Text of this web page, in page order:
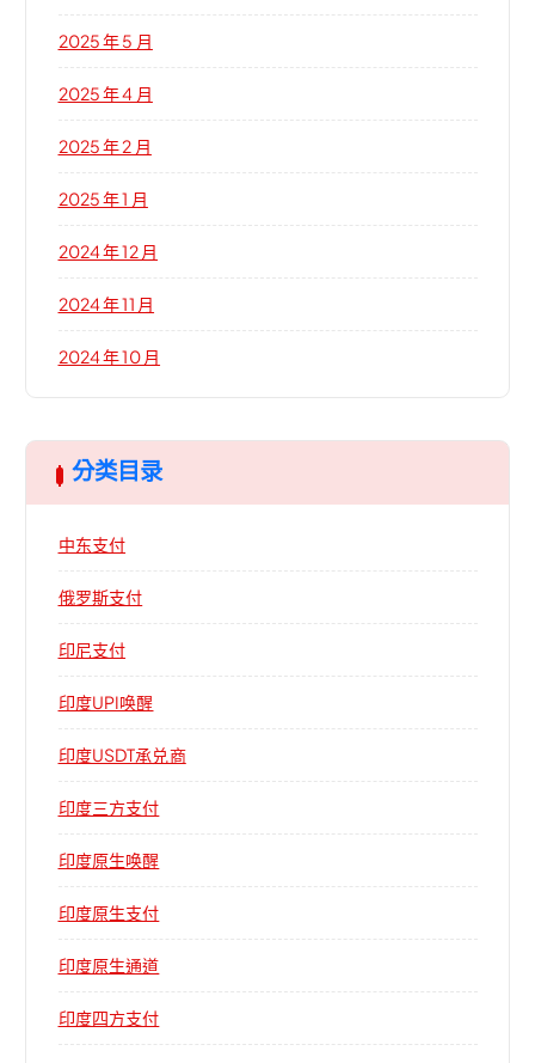
2025 年 5 月
2025 年 4 月
2025 年 2 月
2025 年 1 月
2024 年 12 月
2024 年 11 月
2024 年 10 月
分类目录
中东支付
俄罗斯支付
印尼支付
印度UPI唤醒
印度USDT承兑商
印度三方支付
印度原生唤醒
印度原生支付
印度原生通道
印度四方支付